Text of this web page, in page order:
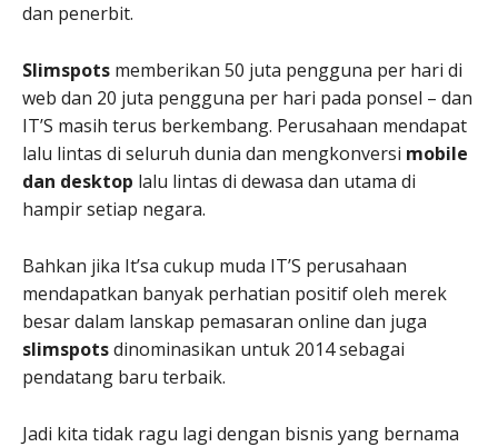
dan penerbit.
Slimspots memberikan 50 juta pengguna per hari di
web dan 20 juta pengguna per hari pada ponsel – dan
IT’S masih terus berkembang. Perusahaan mendapat
lalu lintas di seluruh dunia dan mengkonversi mobile
dan desktop lalu lintas di dewasa dan utama di
hampir setiap negara.
Bahkan jika It’sa cukup muda IT’S perusahaan
mendapatkan banyak perhatian positif oleh merek
besar dalam lanskap pemasaran online dan juga
slimspotsdinominasikan untuk 2014 sebagai
pendatang baru terbaik.
Jadi kita tidak ragu lagi dengan bisnis yang bernama